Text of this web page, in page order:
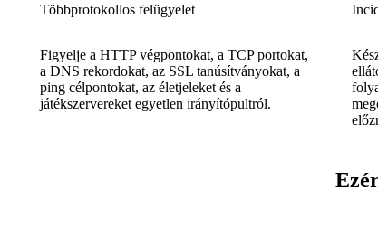
Többprotokollos felügyelet
Figyelje a HTTP végpontokat, a TCP portokat,
a DNS rekordokat, az SSL tanúsítványokat, a
ping célpontokat, az életjeleket és a
játékszervereket egyetlen irányítópultról.